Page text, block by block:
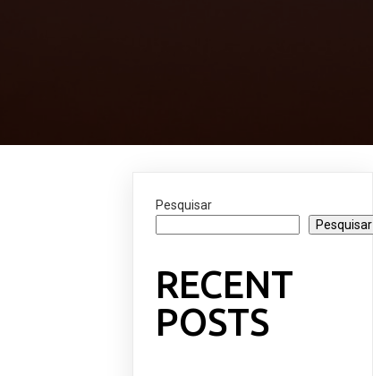
Pesquisar
Pesquisar
RECENT
POSTS